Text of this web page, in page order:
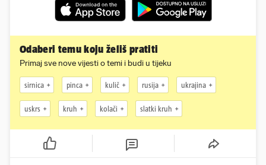
Odaberi temu koju želiš pratiti
Primaj sve nove vijesti o temi i budi u tijeku
sirnica pinca kulič rusija ukrajina
uskrs kruh kolači slatki kruh